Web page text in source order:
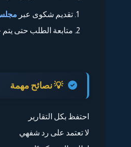
تقديم شكوى عبر
متابعة الطلب حتى يتم
💡 نصائح مهمة
احتفظ بكل التقارير
لا تعتمد على رد شفهي